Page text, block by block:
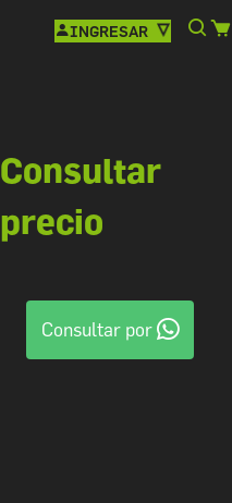
INGRESAR
Consultar
precio
Consultar por